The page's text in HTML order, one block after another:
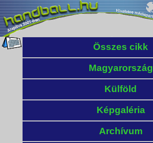
Összes cikk
Magyarország
Külföld
Képgaléria
Archívum